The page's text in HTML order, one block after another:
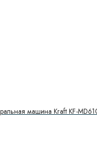
машина Kraft KF-